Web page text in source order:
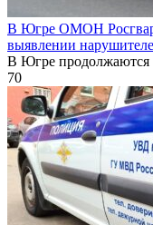
В Югре ОМОН
выявлении
В Югре продолжаются
70